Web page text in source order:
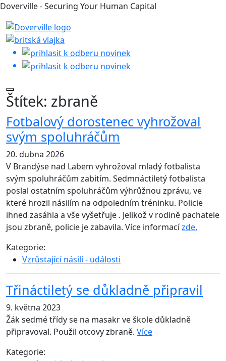
Doverville - Securing Your Human Capital
Štítek: zbraně
Fotbalový dorostenec vyhrožoval
svým spoluhráčům
20. dubna 2026
V Brandýse nad Labem vyhrožoval mladý fotbalista
svým spoluhráčům zabitím. Sedmnáctiletý fotbalista
poslal ostatním spoluhráčům výhrůžnou zprávu, ve
které hrozil násilím na odpoledním tréninku. Policie
ihned zasáhla a vše vyšetřuje . Jelikož v rodině pachatele
jsou zbraně, policie je zabavila. Více informacízde.
Kategorie:
Vzrůstající násilí - události
Třináctiletý se důkladně připravil
9. května 2023
Žák sedmé třídy se na masakr ve škole důkladně
připravoval. Použil otcovy zbraně. Více
Kategorie: